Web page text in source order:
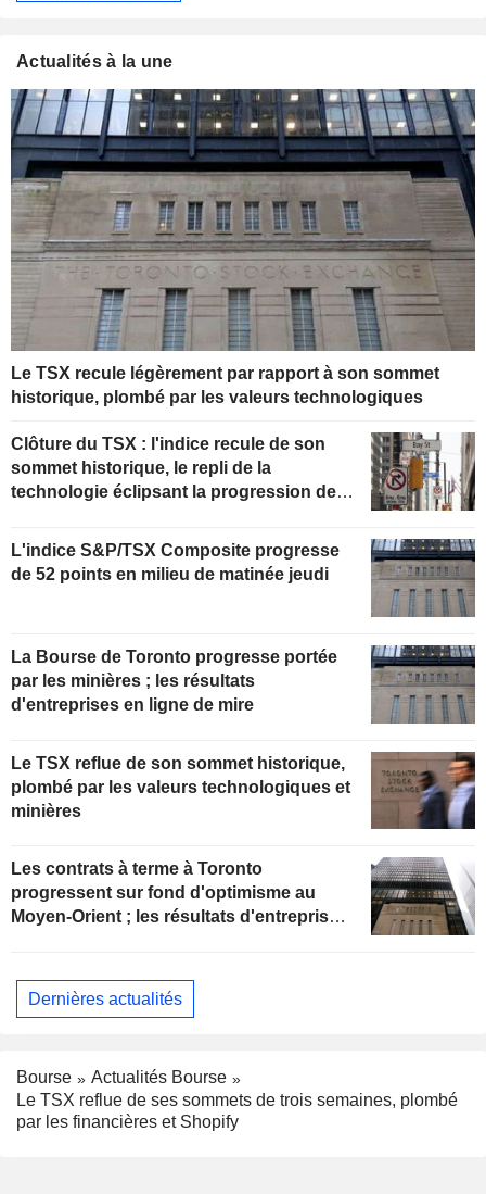
Actualités à la une
Le TSX recule légèrement par rapport à son sommet
historique, plombé par les valeurs technologiques
Clôture du TSX : l'indice recule de son
sommet historique, le repli de la
technologie éclipsant la progression de
L'indice S&P/TSX Composite progresse
de 52 points en milieu de matinée jeudi
La Bourse de Toronto progresse portée
par les minières ; les résultats
d'entreprises en ligne de mire
Le TSX reflue de son sommet historique,
plombé par les valeurs technologiques et
minières
Les contrats à terme à Toronto
progressent sur fond d'optimisme au
Moyen-Orient ; les résultats d'entreprises
Dernières actualités
Bourse
Actualités Bourse
Le TSX reflue de ses sommets de trois semaines, plombé
par les financières et Shopify